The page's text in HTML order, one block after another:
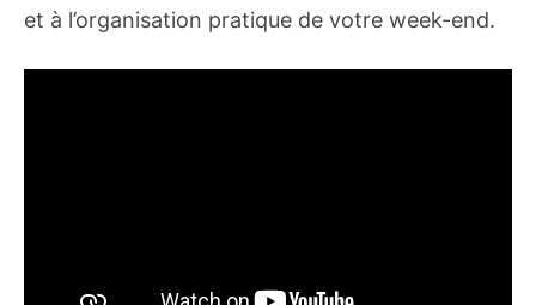
et à l’organisation pratique de votre week-end.